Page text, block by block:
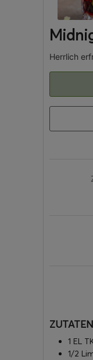
Herrlich
ZUTATEN
1 EL
1/2